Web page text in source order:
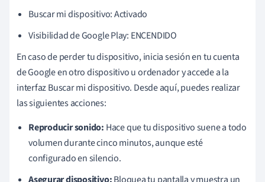
Buscar mi dispositivo: Activado
Visibilidad de Google Play: ENCENDIDO
En caso de perder tu dispositivo, inicia sesión en tu cuenta
de Google en otro dispositivo u ordenador y accede a la
interfaz Buscar mi dispositivo. Desde aquí, puedes realizar
las siguientes acciones:
Reproducir sonido: Hace que tu dispositivo suene a todo
volumen durante cinco minutos, aunque esté
configurado en silencio.
Asegurar dispositivo:Bloquea tu pantalla y muestra un